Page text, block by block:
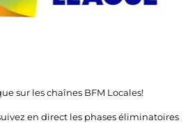
sur les chaînes BFM Locales!
en direct les phases éliminatoires